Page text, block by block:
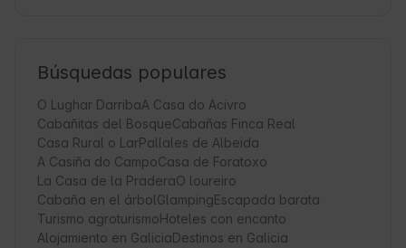
Búsquedas populares
O Lughar DarribaA Casa do Acivro
Cabañitas del BosqueCabañas Finca Real
Casa Rural o LarPallales de Albeida
A Casiña do CampoCasa de Foratoxo
La Casa de la PraderaO loureiro
Cabaña en el árbolGlampingEscapada barata
Turismo agroturismoHoteles con encanto
Alojamiento en GaliciaDestinos en Galicia